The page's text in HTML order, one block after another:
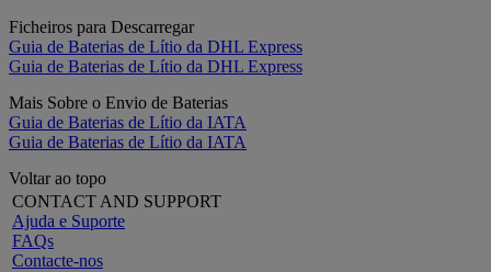
Ficheiros para Descarregar
Guia de Baterias de Lítio da DHL Express
Guia de Baterias de Lítio da DHL Express
Mais Sobre o Envio de Baterias
Guia de Baterias de Lítio da IATA
Guia de Baterias de Lítio da IATA
Voltar ao topo
CONTACT AND SUPPORT
Ajuda e Suporte
FAQs
Contacte-nos